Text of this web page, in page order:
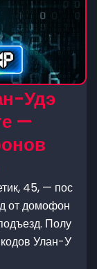
Удэ
—
45, — пос
от домофон
Полу
кодов Улан-У